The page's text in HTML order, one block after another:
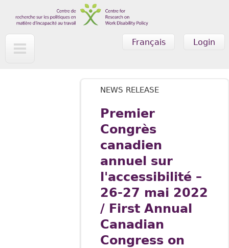
Skip to main content
Login
Français
NEWS RELEASE
Premier
Congrès
canadien
annuel sur
l'accessibilité –
26-27 mai 2022
/ First Annual
Canadian
Congress on